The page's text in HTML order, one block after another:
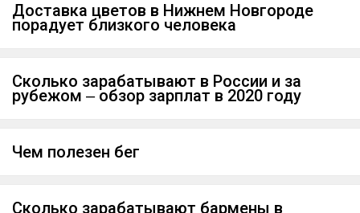
Доставка цветов в Нижнем Новгороде
порадует близкого человека
Сколько зарабатывают в России и за
рубежом ‒ обзор зарплат в 2020 году
Чем полезен бег
Сколько зарабатывают бармены в